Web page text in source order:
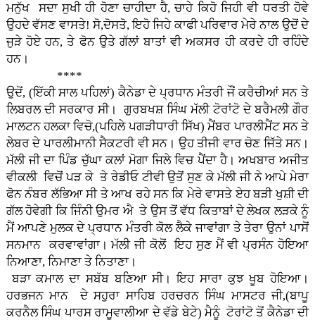
ਮਨੁੱਖ ਸਦਾ ਸੁਖੀ ਹੀ ਹੋਣਾ ਚਾਹੀਦਾ ਹੈ, ਚਾਹੇ ਕਿਹੋ ਜਿਹੀ ਵੀ ਧਰਤੀ ਹੋਵੇ
ਉਹਦੇ ਵੱਸਣ ਵਾਸਤੇ! ਸੋ,ਦੋਸਤੋ, ਇਹੋ ਜਿਹੇ ਕਾਫੀ ਪਰਿਵਾਰ ਮੇਰੇ ਨਾਲ ਉਦੋਂ ਦੇ
ਜੁੜੇ ਹੋਏ ਹਨ, ਤੇ ਫੋਨ ਉਤੇ ਗੱਲਾਂ ਬਾਤਾਂ ਵੀ ਅਕਸਰ ਹੀ ਕਰਦੇ ਹੀ ਰਹਿੰਦੇ
ਹਨ।
****
ਉਦੋਂ, (ਇੱਕੀ ਸਾਲ ਪਹਿਲਾਂ) ਕੈਨੇਡਾ ਦੇ ਪ੍ਰਧਾਨ ਮੰਤਰੀ ਜੌਂ ਕਰੈਚੀਆਂ ਸਨ ਤੇ
ਲਿਬਰਲ ਦੀ ਸਰਕਾਰ ਸੀ। ਗੁਰਬਖਸ਼ ਸਿੰਘ ਮੱਲੀ ਟੋਰਾਂਟੋ ਦੇ ਬਰੈਮਲੀ ਗੌਰ
ਮਾਲਟਨ ਹਲਕਾ ਵਿਚੋ,(ਪਹਿਲੇ ਪਗੜੀਧਾਰੀ ਸਿੱਖ) ਮੈਂਬਰ ਪਾਰਲੀਮੈਂਟ ਸਨ ਤੇ
ਲੇਬਰ ਦੇ ਪਾਰਲੀਮਾਨੀ ਸੈਕਟਰੀ ਵੀ ਸਨ। ਉਹ ਤੀਜੀ ਵਾਰ ਚੋਣ ਜਿੱਤੇ ਸਨ।
ਮੱਲੀ ਜੀ ਦਾ ਪਿੰਡ ਚੁੱਘਾ ਕਲਾਂ ਮੋਗਾ ਜਿਲੇ ਵਿਚ ਪੈਂਦਾ ਹੈ। ਅਖਬਾਰ ਅਜੀਤ
ਵੀਕਲੀ ਵਿਚੋਂ ਪੜ ਕੇ ਤੇ ਰੇਡੀਓ ਟੀਵੀ ਉਤੋਂ ਸੁਣ ਕੇ ਮੱਲੀ ਜੀ ਨੇ ਆਪੇ ਮੇਰਾ
ਫੋਨ ਨੰਬਰ ਲੱਭਿਆ ਸੀ ਤੇ ਆਖ ਰਹੇ ਸਨ ਕਿ ਮੇਰੇ ਵਾਸਤੇ ਏਹ ਬੜੀ ਖੁਸ਼ੀ ਦੀ
ਗੱਲ ਹੋਵੇਗੀ ਕਿ ਜਿੰਨੀ ਉਮਰ ਐ ਤੇ ਉਸ ਤੋਂ ਵੱਧ ਕਿਤਾਬਾਂ ਦੇ ਲੇਖਕ ਲੜਕੇ ਨੂੰ
ਮੈਂ ਆਪਣੇ ਮੁਲਕ ਦੇ ਪ੍ਰਧਾਨ ਮੰਤਰੀ ਕੋਲ ਲੈਕੇ ਜਾਵਾਂਗਾ ਤੇ ਤੇਰਾ ਉਨਾਂ ਪਾਸੋਂ
ਸਨਮਾਨ ਕਰਵਾਵਾਂਗਾ। ਮੱਲੀ ਜੀ ਕੋਲੋਂ ਇਹ ਸੁਣ ਮੈਂ ਵੀ ਪ੍ਰਸੰਨ ਹੋਇਆ
ਨਿਆਣਾ, ਨਿਮਾਣਾ ਤੇ ਨਿਤਾਣਾ।
ਬੜਾ ਕਮਾਲ ਦਾ ਸਬੱਬ ਬਣਿਆ ਸੀ। ਇਹ ਸਾਰਾ ਕੁਝ ਖੂਬ ਹੋਇਆ।
ਹਰਭਜਨ ਮਾਨ ਦੇ ਸਹੁਰਾ ਸਾਹਿਬ ਹਰਚਰਨ ਸਿੰਘ ਮਾਸਟਰ ਜੀ,(ਬਾਪੂ
ਕਰਨੈਲ ਸਿੰਘ ਪਾਰਸ ਰਾਮੂਵਾਲੀਆ ਦੇ ਵੱਡੇ ਬੇਟੇ) ਮੈਨੂੰ ਟੋਰਾਂਟੋ ਤੋਂ ਕੈਨੇਡਾ ਦੀ